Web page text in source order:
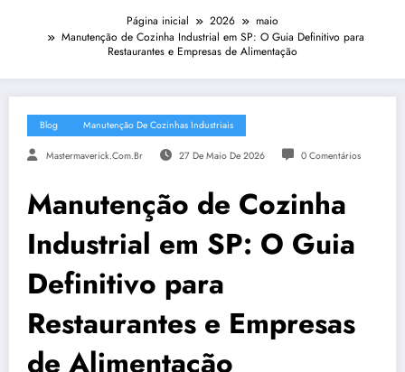
Página inicial 2026
maio
Manutenção de Cozinha Industrial em SP: O Guia Definitivo para
Restaurantes e Empresas de Alimentação
Blog Manutenção De Cozinhas Industriais
Mastermaverick.com.br 27 De Maio De 2026 0 Comentários
Manutenção de Cozinha
Industrial em SP: O Guia
Definitivo para
Restaurantes e Empresas
de Alimentação